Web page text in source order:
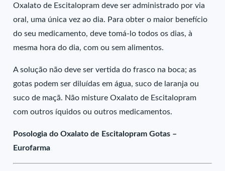
Oxalato de Escitalopram deve ser administrado por via
oral, uma única vez ao dia. Para obter o maior benefício
do seu medicamento, deve tomá-lo todos os dias, à
mesma hora do dia, com ou sem alimentos.
A solução não deve ser vertida do frasco na boca; as
gotas podem ser diluídas em água, suco de laranja ou
suco de maçã. Não misture Oxalato de Escitalopram
com outros íquidos ou outros medicamentos.
Posologia do Oxalato de Escitalopram Gotas –
Eurofarma